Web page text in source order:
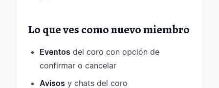
Lo que ves como nuevo miembro
Eventos del coro con opción de
confirmar o cancelar
Avisos y chats del coro